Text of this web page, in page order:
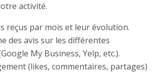
activité.
reçus par mois et leur évolution.
des avis sur les différentes
My Business, Yelp, etc.).
(likes, commentaires, partages)